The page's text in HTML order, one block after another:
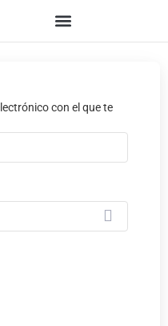
con el que te